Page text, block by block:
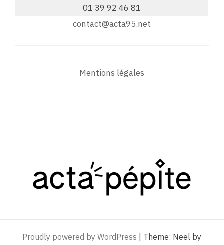
01 39 92 46 81
contact@acta95.net
Mentions légales
Proudly powered by WordPress Theme: Neel by